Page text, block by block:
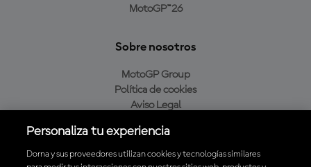
MotoGP™26
Sobre nosotros
MotoGP Group
Política de cookies
Aviso Legal
Política de compra
Personaliza tu experiencia
Dorna y sus proveedores utilizan cookies y tecnologías similares